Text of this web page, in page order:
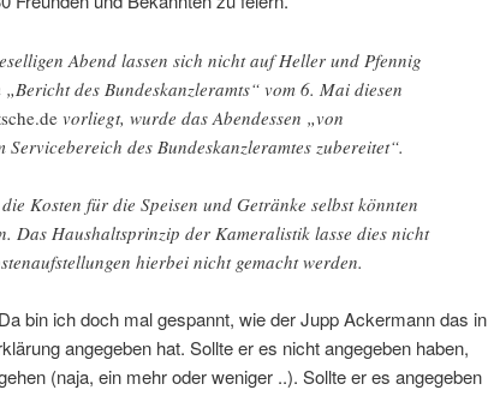
Abend lassen sich nicht auf Heller und Pfennig
des Bundeskanzleramts“ vom 6. Mai diesen
vorliegt, wurde das Abendessen „von
des Bundeskanzleramtes zubereitet“.
Kosten für die Speisen und Getränke selbst könnten
Das Haushaltsprinzip der Kameralistik lasse dies nicht
hierbei nicht gemacht werden.
bin ich doch mal gespannt, wie der Jupp Ackermann das in
angegeben hat. Sollte er es nicht angegeben haben,
(naja, ein mehr oder weniger ..). Sollte er es angegeben